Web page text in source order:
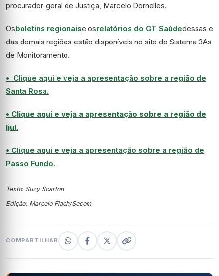
procurador-geral de Justiça, Marcelo Dornelles.
Osboletins regionaise osrelatórios do GT Saúdedessas e
das demais regiões estão disponíveis no site do Sistema 3As
de Monitoramento.
• Clique aqui e veja a apresentação sobre a região de
Santa Rosa.
• Clique aqui e veja a apresentação sobre a região de
Ijuí.
• Clique aqui e veja a apresentação sobre a região de
Passo Fundo.
Texto: Suzy Scarton
Edição: Marcelo Flach/Secom
COMPARTILHAR